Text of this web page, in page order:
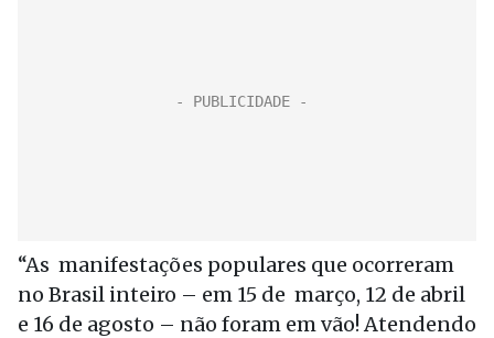
“As manifestações populares que ocorreram
no Brasil inteiro – em 15 de março, 12 de abril
e 16 de agosto – não foram em vão! Atendendo